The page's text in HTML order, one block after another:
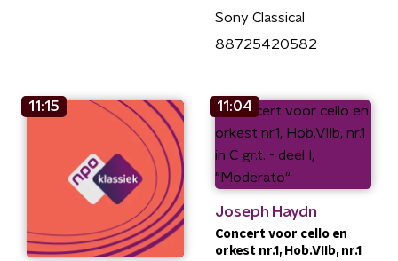
Sony Classical
88725420582
11:15 11:04
Joseph Haydn
Concert voor cello en
orkest nr.1, Hob.VIIb, nr.1